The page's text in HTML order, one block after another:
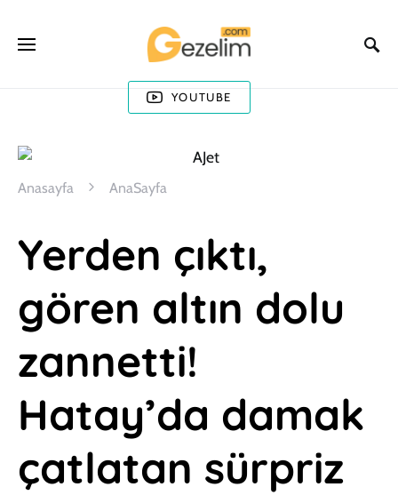
YOUTUBE
Anasayfa AnaSayfa
Yerden çıktı,
gören altın dolu
zannetti!
Hatay’da damak
çatlatan sürpriz